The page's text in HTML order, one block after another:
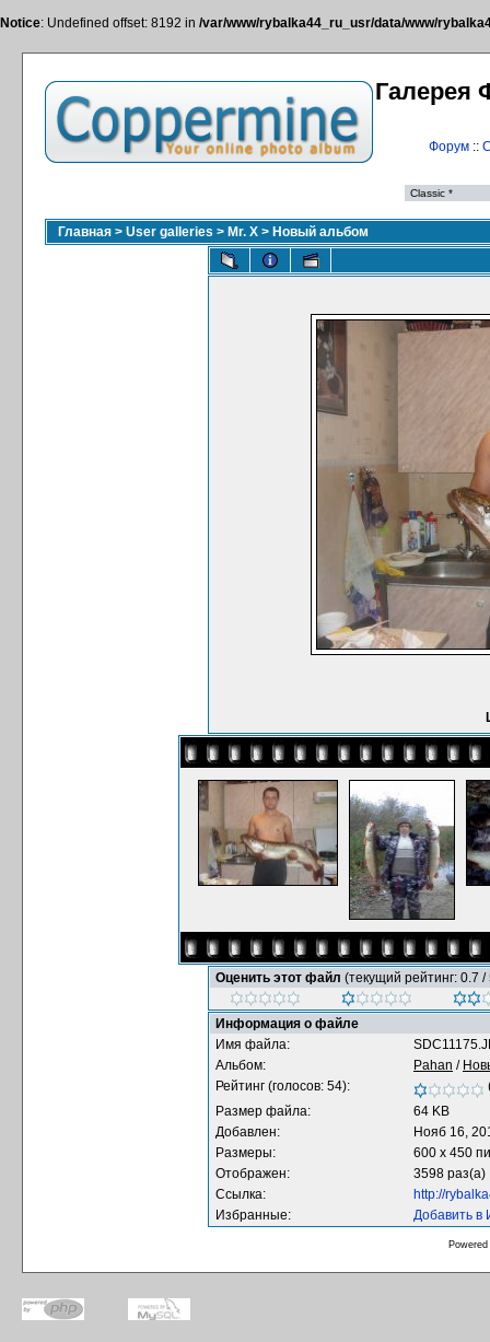
Notice: Undefined offset: 8192 in /var/www/rybalka44_ru_usr/data/www/
Галерея
Форум::
Главная > User galleries > Mr. X > Новый альбом
Оценить этот файл (текущий рейтинг: 0.7 /
Информация о файле
Имя файла:
Альбом:
Pahan /
Рейтинг (голосов: 54):
Размер файла:
64 KB
Добавлен:
Нояб 16,
Размеры:
600 x 450
Отображен:
3598 раз(а)
Ссылка:
http://
Избранные:
Добавить в